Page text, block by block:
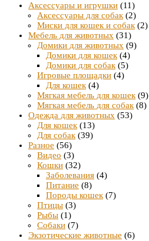
Аксессуары и игрушки (11)
Аксессуары для собак (2)
Миски для кошек и собак (2)
Мебель для животных (31)
Домики для животных (9)
Домики для кошек (4)
Домики для собак (5)
Игровые площадки (4)
Для кошек (4)
Мягкая мебель для кошек (9)
Мягкая мебель для собак (8)
Одежда для животных (53)
Для кошек (13)
Для собак (39)
Разное (56)
Видео (3)
Кошки (32)
Заболевания (4)
Питание (8)
Породы кошек (7)
Птицы (3)
Рыбы (1)
Собаки (7)
Экзотические животные (6)